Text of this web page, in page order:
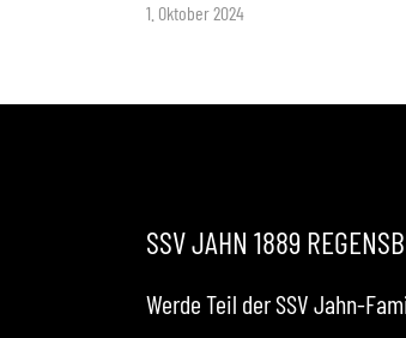
1. Oktober 2024
SSV JAHN 1889
Werde Teil der SSV Jahn-